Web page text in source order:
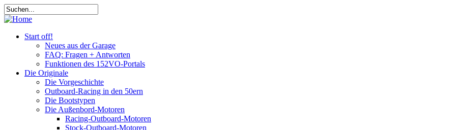
Start off!
Neues aus der Garage
FAQ: Fragen + Antworten
Funktionen des 152VO-Portals
Die Originale
Die Vorgeschichte
Outboard-Racing in den 50ern
Die Bootstypen
Die Außenbord-Motoren
Racing-Outboard-Motoren
Stock-Outboard-Motoren